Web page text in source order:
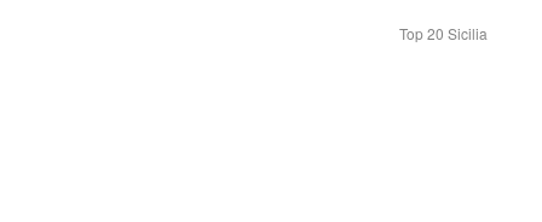
Top 20 Sicilia